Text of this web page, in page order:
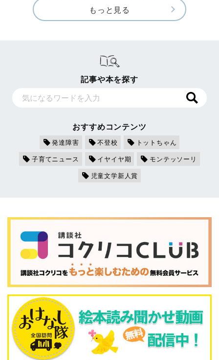
もっと見る
記事や本を探す
おすすめコンテンツ
発達障害 不登校
トットちゃん
子育てニュース
イヤイヤ期
モンテッソーリ
児童文学新人賞